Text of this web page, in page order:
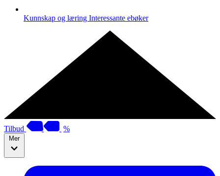
Kunnskap og læring Interessante ebøker
Tilbud %
Mer